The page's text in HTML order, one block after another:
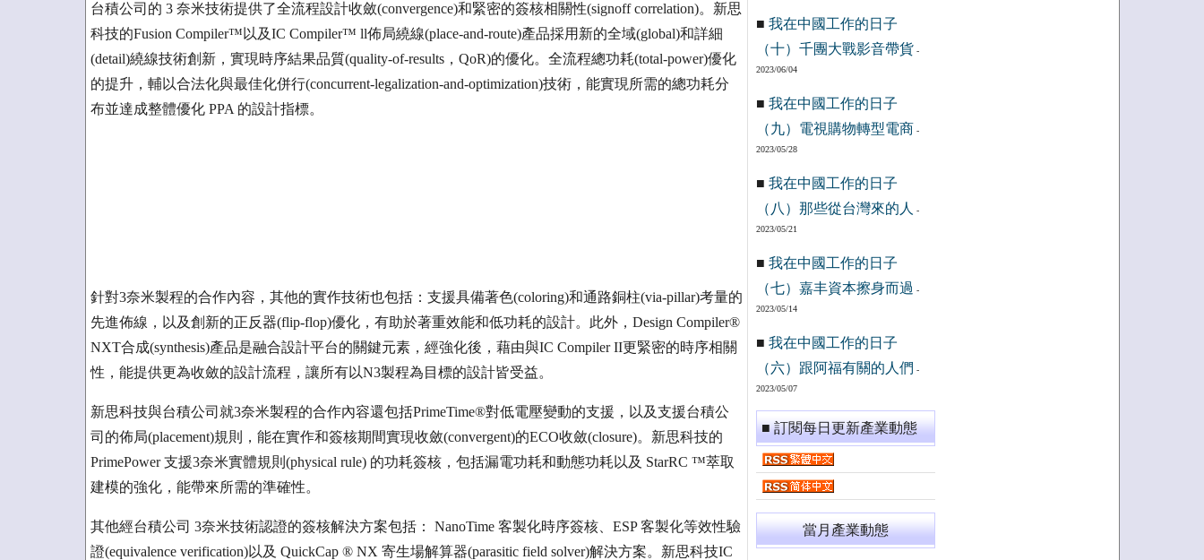
台積公司的 3 奈米技術提供了全流程設計收斂(convergence)和緊密的簽核相關性(signoff correlation)。新思
科技的Fusion Compiler™以及IC Compiler™ ll佈局繞線(place-and-route)產品採用新的全域(global)和詳細
(detail)繞線技術創新，實現時序結果品質(quality-of-results，QoR)的優化。全流程總功耗(total-power)優化
的提升，輔以合法化與最佳化併行(concurrent-legalization-and-optimization)技術，能實現所需的總功耗分
布並達成整體優化 PPA 的設計指標。
針對3奈米製程的合作內容，其他的實作技術也包括：支援具備著色(coloring)和通路銅柱(via-pillar)考量的
先進佈線，以及創新的正反器(flip-flop)優化，有助於著重效能和低功耗的設計。此外，Design Compiler®
NXT合成(synthesis)產品是融合設計平台的關鍵元素，經強化後，藉由與IC Compiler II更緊密的時序相關
性，能提供更為收斂的設計流程，讓所有以N3製程為目標的設計皆受益。
新思科技與台積公司就3奈米製程的合作內容還包括PrimeTime®對低電壓變動的支援，以及支援台積公
司的佈局(placement)規則，能在實作和簽核期間實現收斂(convergent)的ECO收斂(closure)。新思科技的
PrimePower 支援3奈米實體規則(physical rule) 的功耗簽核，包括漏電功耗和動態功耗以及 StarRC ™萃取
建模的強化，能帶來所需的準確性。
其他經台積公司 3奈米技術認證的簽核解決方案包括： NanoTime 客製化時序簽核、ESP 客製化等效性驗
證(equivalence verification)以及 QuickCap ® NX 寄生場解算器(parasitic field solver)解決方案。新思科技IC
■ 我在中國工作的日子
（十）千團大戰影音帶貨 -
2023/06/04
■ 我在中國工作的日子
（九）電視購物轉型電商 -
2023/05/28
■ 我在中國工作的日子
（八）那些從台灣來的人
-
2023/05/21
■ 我在中國工作的日子
（七）嘉丰資本擦身而過 -
2023/05/14
■ 我在中國工作的日子
（六）跟阿福有關的人們 -
2023/05/07
■ 訂閱每日更新產業動態
當月產業動態